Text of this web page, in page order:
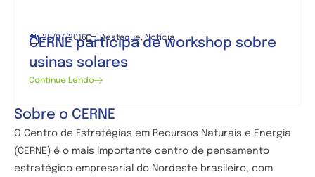
28/07/2016 Destaque, Notícia
CERNE participa de workshop sobre
usinas solares
Continue Lendo
Sobre o CERNE
O Centro de Estratégias em Recursos Naturais e Energia
(CERNE) é o mais importante centro de pensamento
estratégico empresarial do Nordeste brasileiro, com